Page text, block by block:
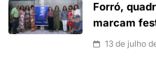
Forró,
marcam
13 de julho